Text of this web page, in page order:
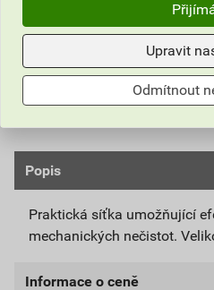
za
(173,70Kčbez DPH).
Číslo položky:2151010260
Stachema
Popis
Praktická síťka umožňující
mechanických nečistot.
Informace o ceně
Upravit
Odmítnout